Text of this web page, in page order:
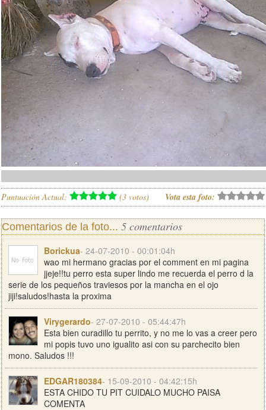
Puntuación Actual: (3 votos) Vota esta foto:
Comentarios de la foto... 5 comentarios
Borickua- 24-07-2010 - 00:01:04h
wao mi hermano gracias por el comment en mi pagina
jjeje!!tu perro esta super lindo me recuerda el perro d la
serie de los pequeños traviesos por la mancha en el ojo
jiji!saludos!hasta la proxima
Virygerardo- 27-07-2010 - 05:44:47h
Esta bien curadillo tu perrito, y no me lo vas a creer pero
mi popis tuvo uno igualito asi con su parchecito bien
mono. Saludos !!!
EDGAR180384- 15-09-2010 - 04:42:15h
ESTA CHIDO TU PIT CUIDALO MUCHO PAISA
COMENTA